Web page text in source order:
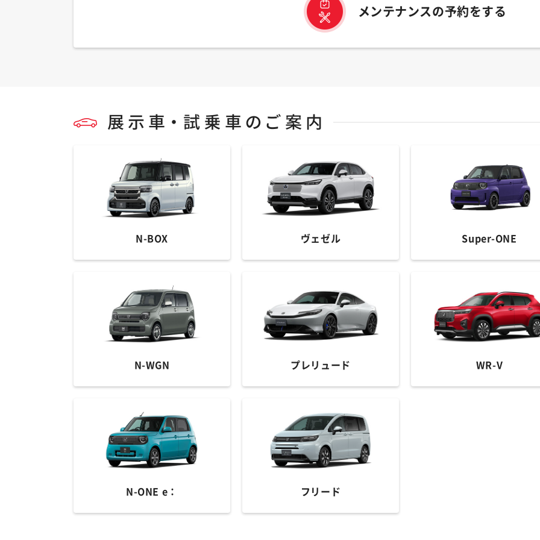
メンテナンスの予約をする
N-BOX ヴェゼル Super-ONE
N-WGN プレリュード WR-V
N-ONE e： フリード